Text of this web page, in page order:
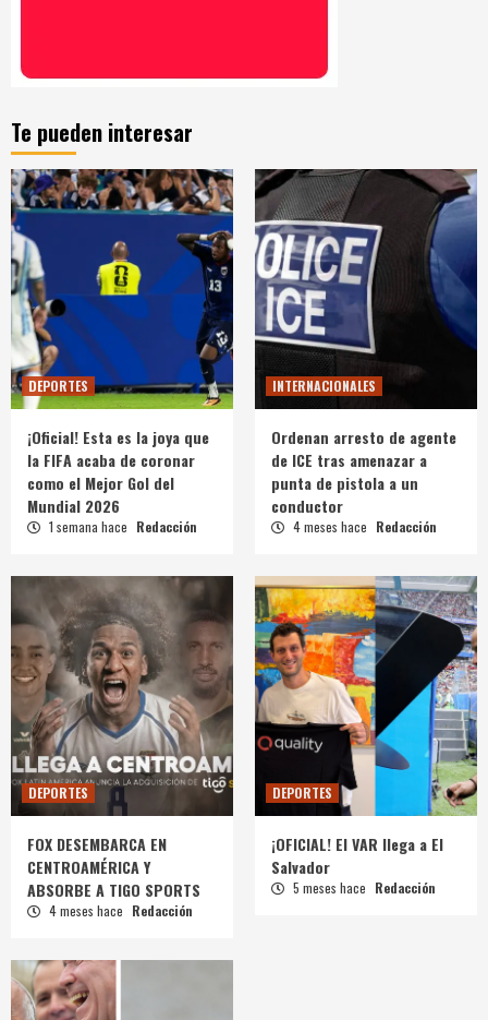
Te pueden interesar
DEPORTES
¡Oficial! Esta es la joya que
la FIFA acaba de coronar
como el Mejor Gol del
Mundial 2026
1 semana hace Redacción
INTERNACIONALES
Ordenan arresto de agente
de ICE tras amenazar a
punta de pistola a un
conductor
4 meses hace Redacción
DEPORTES
FOX DESEMBARCA EN
CENTROAMÉRICA Y
ABSORBE A TIGO SPORTS
4 meses hace Redacción
DEPORTES
¡OFICIAL! El VAR llega a El
Salvador
5 meses hace Redacción